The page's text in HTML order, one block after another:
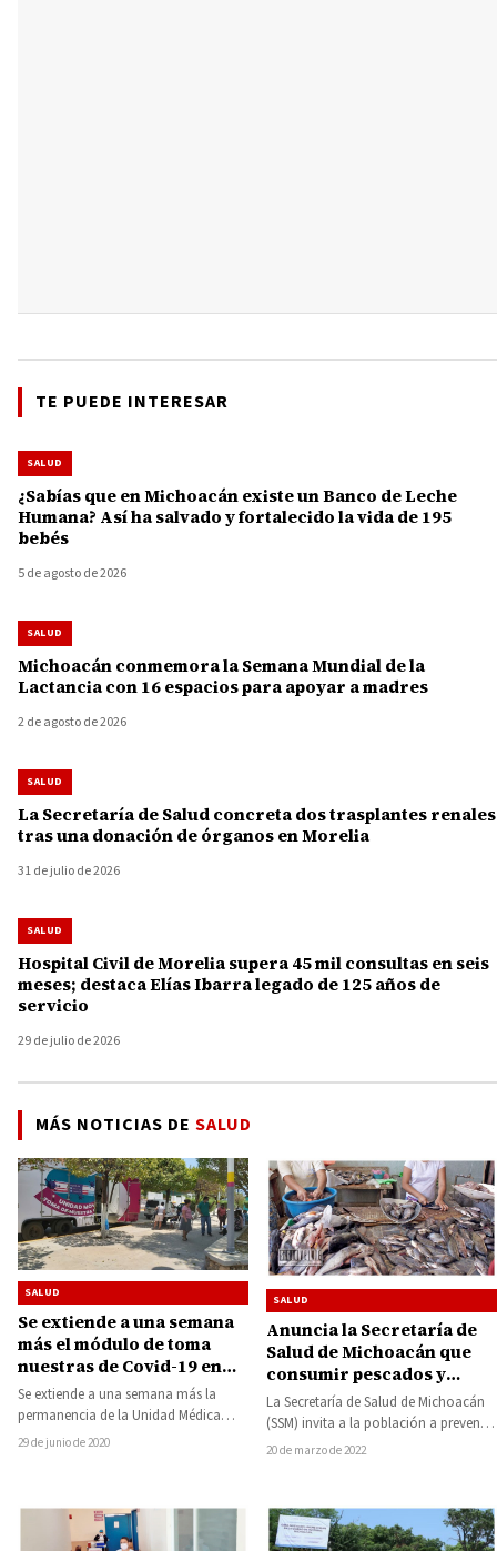
TE PUEDE INTERESAR
SALUD
¿Sabías que en Michoacán existe un Banco de Leche
Humana? Así ha salvado y fortalecido la vida de 195
bebés
5 de agosto de 2026
SALUD
Michoacán conmemora la Semana Mundial de la
Lactancia con 16 espacios para apoyar a madres
2 de agosto de 2026
SALUD
La Secretaría de Salud concreta dos trasplantes renales
tras una donación de órganos en Morelia
31 de julio de 2026
SALUD
Hospital Civil de Morelia supera 45 mil consultas en seis
meses; destaca Elías Ibarra legado de 125 años de
servicio
29 de julio de 2026
MÁS NOTICIAS DE SALUD
SALUD
Se extiende a una semana
más el módulo de toma
nuestras de Covid-19 en
Huetamo
Se extiende a una semana más la
permanencia de la Unidad Médica
Móvil (UMM) de la Secretaría de…
29 de junio de 2020
SALUD
Anuncia la Secretaría de
Salud de Michoacán que
consumir pescados y
mariscos frescos
previenen enfermedades
gastrointestinales
La Secretaría de Salud de Michoacán
(SSM) invita a la población a prevenir
las enfermedades gastrointestinales en
20 de marzo de 2022